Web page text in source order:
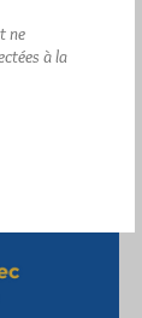
ne
à la